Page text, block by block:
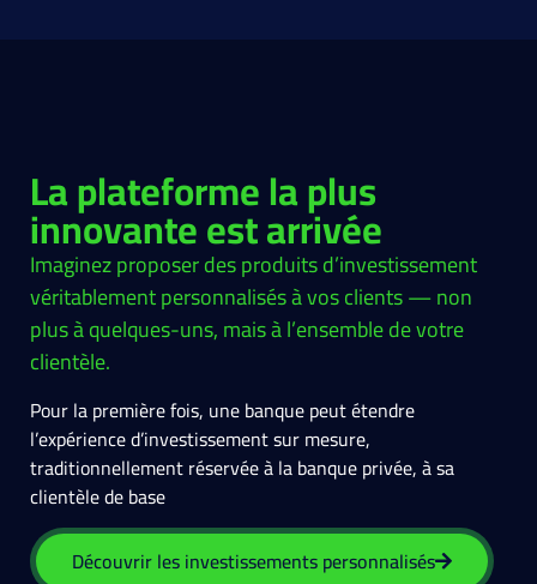
La plateforme la plus
innovante est arrivée
Imaginez proposer des produits d’investissement
véritablement personnalisés à vos clients — non
plus à quelques-uns, mais à l’ensemble de votre
clientèle.
Pour la première fois, une banque peut étendre
l’expérience d’investissement sur mesure,
traditionnellement réservée à la banque privée, à sa
clientèle de base
Découvrir les investissements personnalisés